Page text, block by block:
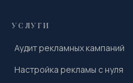
УСЛУГИ
Аудит рекламных кампаний
Настройка рекламы с нуля